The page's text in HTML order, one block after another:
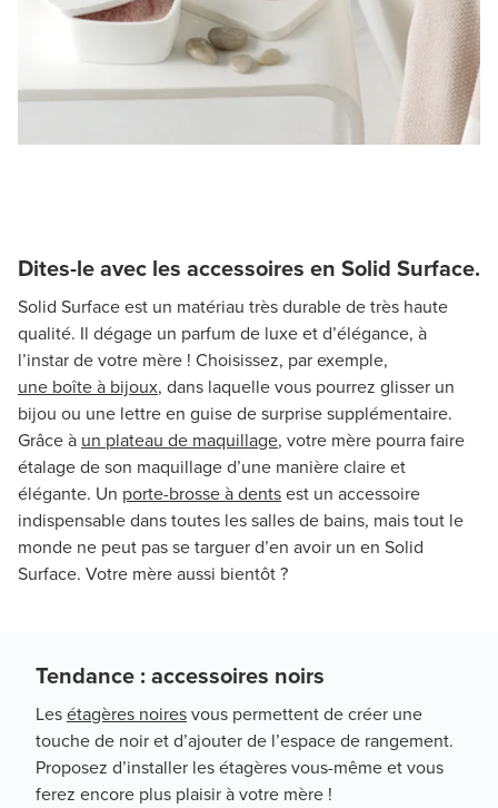
Dites-le avec les accessoires en Solid Surface.
Solid Surface est un matériau très durable de très haute
qualité. Il dégage un parfum de luxe et d’élégance, à
l’instar de votre mère ! Choisissez, par exemple,
une boîte à bijoux, dans laquelle vous pourrez glisser un
bijou ou une lettre en guise de surprise supplémentaire.
Grâce à un plateau de maquillage, votre mère pourra faire
étalage de son maquillage d’une manière claire et
élégante. Un porte-brosse à dentsest un accessoire
indispensable dans toutes les salles de bains, mais tout le
monde ne peut pas se targuer d’en avoir un en Solid
Surface. Votre mère aussi bientôt ?
Tendance : accessoires noirs
Lesétagères noiresvous permettent de créer une
touche de noir et d’ajouter de l’espace de rangement.
Proposez d’installer les étagères vous-même et vous
ferez encore plus plaisir à votre mère !